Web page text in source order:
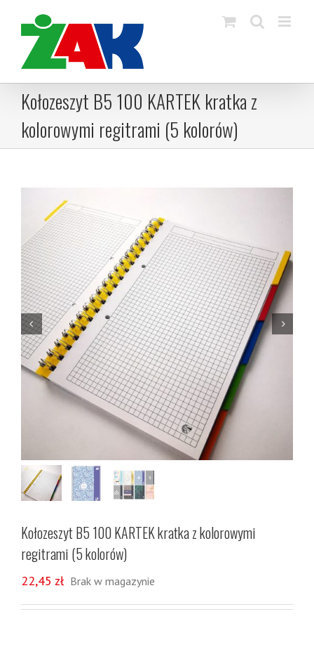
content
Kołozeszyt B5 100 KARTEK kratka z
kolorowymi regitrami (5 kolorów)
 
Kołozeszyt B5 100 KARTEK kratka z kolorowymi
regitrami (5 kolorów)
22,45 zł Brak w magazynie